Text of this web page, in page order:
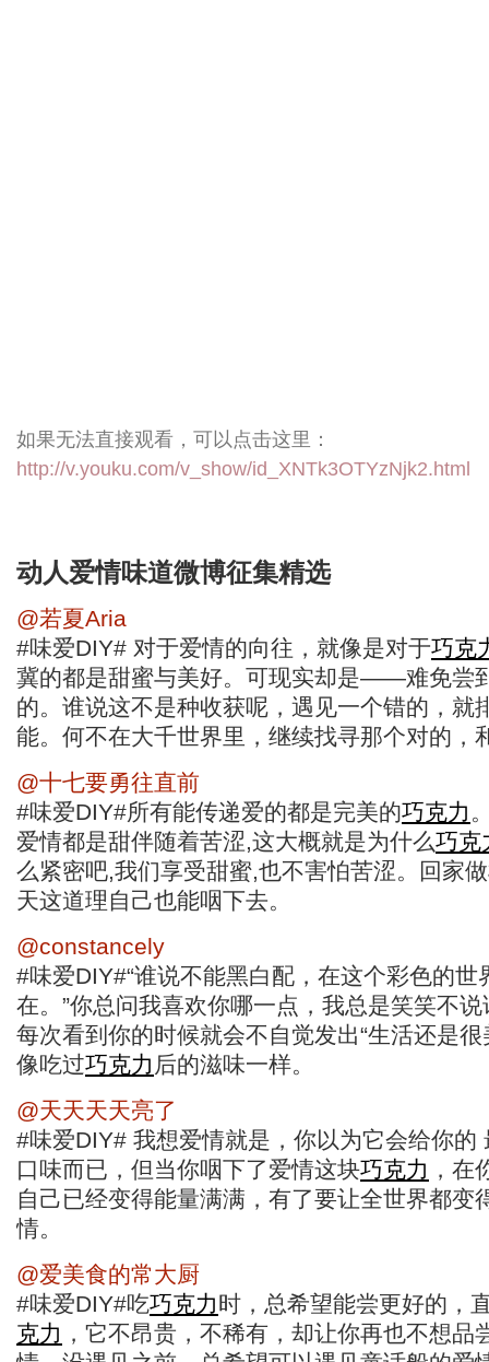
如果无法直接观看，可以点击这里：
http://v.youku.com/v_show/id_XNTk3OTYzNjk2.html
动人爱情味道微博征集精选
@若夏Aria
#味爱DIY# 对于爱情的向往，就像是对于巧克
冀的都是甜蜜与美好。可现实却是——难免尝
的。谁说这不是种收获呢，遇见一个错的，就
能。何不在大千世界里，继续找寻那个对的，
@十七要勇往直前
#味爱DIY#所有能传递爱的都是完美的巧克力
爱情都是甜伴随着苦涩,这大概就是为什么巧克
么紧密吧,我们享受甜蜜,也不害怕苦涩。回家
天这道理自己也能咽下去。
@constancely
#味爱DIY#“谁说不能黑白配，在这个彩色的世
在。”你总问我喜欢你哪一点，我总是笑笑不
每次看到你的时候就会不自觉发出“生活还是很
像吃过巧克力 后的滋味一样。
@天天天天亮了
#味爱DIY# 我想爱情就是，你以为它会给你的
口味而已，但当你咽下了爱情这块巧克力 ，在
自己已经变得能量满满，有了要让全世界都变
情。
@爱美食的常大厨
#味爱DIY#吃巧克力时，总希望能尝更好的，
克力 ，它不昂贵，不稀有，却让你再也不想品